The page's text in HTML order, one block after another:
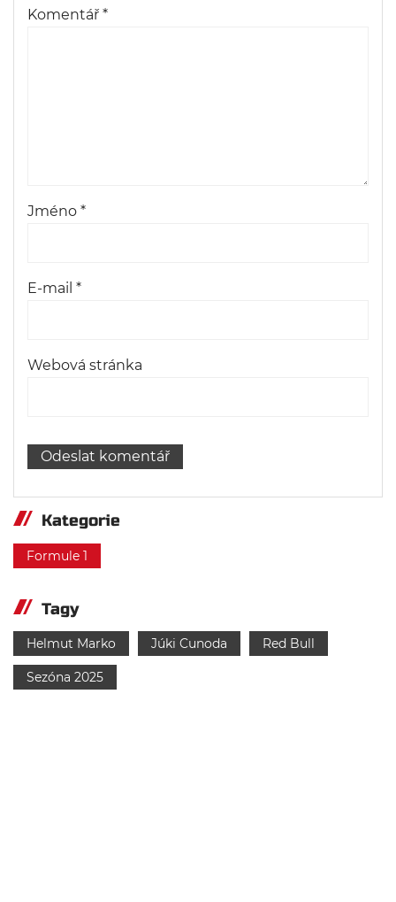
Komentář *
Jméno *
E-mail *
Webová stránka
Kategorie
Formule 1
Tagy
Helmut Marko Júki Cunoda Red Bull
Sezóna 2025